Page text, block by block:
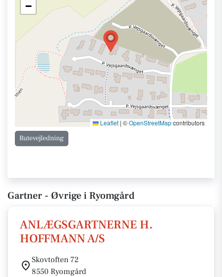
−
Leaflet | ©OpenStreetMapcontributors
Rutevejledning
Gartner - Øvrige i Ryomgård
ANLÆGSGARTNERNE H.
HOFFMANN A/S
Skovtoften 72
8550 Ryomgård